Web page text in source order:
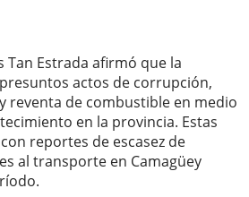
Tan Estrada afirmó que la
actos de corrupción,
reventa de combustible en medio
en la provincia. Estas
reportes de escasez de
al transporte en Camagüey